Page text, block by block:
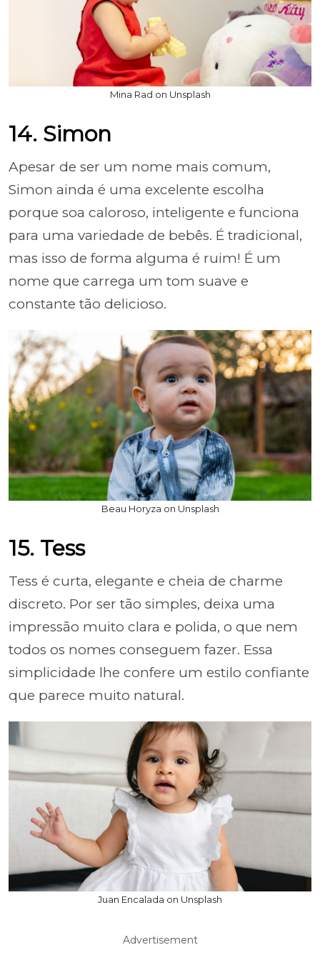
Mina Rad on Unsplash
14. Simon
Apesar de ser um nome mais comum,
Simon ainda é uma excelente escolha
porque soa caloroso, inteligente e funciona
para uma variedade de bebês. É tradicional,
mas isso de forma alguma é ruim! É um
nome que carrega um tom suave e
constante tão delicioso.
Beau Horyza on Unsplash
15. Tess
Tess é curta, elegante e cheia de charme
discreto. Por ser tão simples, deixa uma
impressão muito clara e polida, o que nem
todos os nomes conseguem fazer. Essa
simplicidade lhe confere um estilo confiante
que parece muito natural.
Juan Encalada on Unsplash
Advertisement